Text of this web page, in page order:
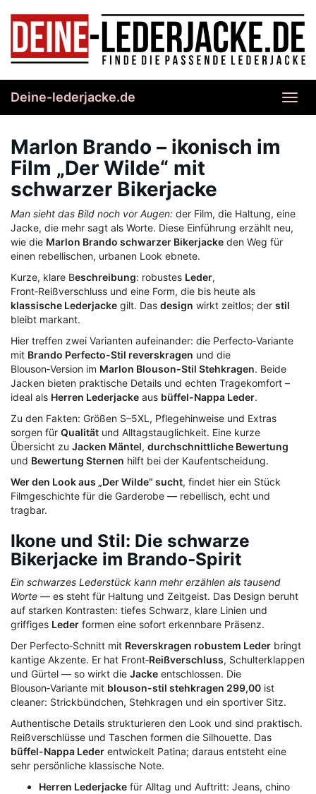
content
Deine-lederjacke.de
Marlon Brando – ikonisch im
Film „Der Wilde“ mit
schwarzer Bikerjacke
Man sieht das Bild noch vor Augen: der Film, die Haltung, eine
Jacke, die mehr sagt als Worte. Diese Einführung erzählt neu,
wie die Marlon Brando schwarzer Bikerjacke den Weg für
einen rebellischen, urbanen Look ebnete.
Kurze, klare Beschreibung: robustes Leder,
Front‑Reißverschluss und eine Form, die bis heute als
klassische Lederjacke gilt. Das design wirkt zeitlos; der stil
bleibt markant.
Hier treffen zwei Varianten aufeinander: die Perfecto‑Variante
mit Brando Perfecto-Stil reverskragen und die
Blouson‑Version im Marlon Blouson-Stil Stehkragen. Beide
Jacken bieten praktische Details und echten Tragekomfort –
ideal als Herren Lederjacke aus büffel-Nappa Leder.
Zu den Fakten: Größen S–5XL, Pflegehinweise und Extras
sorgen für Qualität und Alltagstauglichkeit. Eine kurze
Übersicht zu Jacken Mäntel, durchschnittliche Bewertung
und Bewertung Sternen hilft bei der Kaufentscheidung.
Wer den Look aus „Der Wilde“ sucht, findet hier ein Stück
Filmgeschichte für die Garderobe — rebellisch, echt und
tragbar.
Ikone und Stil: Die schwarze
Bikerjacke im Brando-Spirit
Ein schwarzes Lederstück kann mehr erzählen als tausend
Worte — es steht für Haltung und Zeitgeist. Das Design beruht
auf starken Kontrasten: tiefes Schwarz, klare Linien und
griffiges Leder formen eine sofort erkennbare Präsenz.
Der Perfecto‑Schnitt mit Reverskragen robustem Leder bringt
kantige Akzente. Er hat Front‑Reißverschluss, Schulterklappen
und Gürtel — so wirkt die Jacke entschlossen. Die
Blouson‑Variante mit blouson-stil stehkragen 299,00 ist
cleaner: Strickbündchen, Stehkragen und ein sportiver Sitz.
Authentische Details strukturieren den Look und sind praktisch.
Reißverschlüsse und Taschen formen die Silhouette. Das
büffel-Nappa Leder entwickelt Patina; daraus entsteht eine
sehr persönliche klassische Note.
Herren Lederjacke für Alltag und Auftritt: Jeans, chino